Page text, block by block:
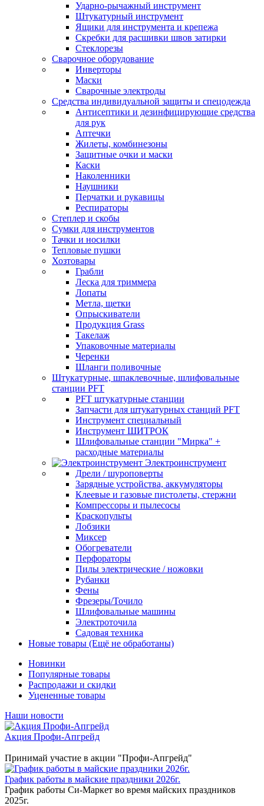
Ударно-рычажный инструмент
Штукатурный инструмент
Ящики для инструмента и крепежа
Скребки для расшивки швов затирки
Стеклорезы
Сварочное оборудование
Инверторы
Маски
Сварочные электроды
Средства индивидуальной защиты и спецодежда
Антисептики и дезинфицирующие средства
для рук
Аптечки
Жилеты, комбинезоны
Защитные очки и маски
Каски
Наколенники
Наушники
Перчатки и рукавицы
Респираторы
Степлер и скобы
Сумки для инструментов
Тачки и носилки
Тепловые пушки
Хозтовары
Грабли
Леска для триммера
Лопаты
Метла, щетки
Опрыскиватели
Продукция Grass
Такелаж
Упаковочные материалы
Черенки
Шланги поливочные
Штукатурные, шпаклевочные, шлифовальные
станции PFT
PFT штукатурные станции
Запчасти для штукатурных станций PFT
Инструмент специальный
Инструмент ШИТРОК
Шлифовальные станции "Мирка" +
расходные материалы
Электроинструмент
Дрели / шуроповерты
Зарядные устройства, аккумуляторы
Клеевые и газовые пистолеты, стержни
Компрессоры и пылесосы
Краскопульты
Лобзики
Миксер
Обогреватели
Перфораторы
Пилы электрические / ножовки
Рубанки
Фены
Фрезеры/Точило
Шлифовальные машины
Электроточила
Садовая техника
Новые товары (Ещё не обработаны)
Новинки
Популярные товары
Распродажи и скидки
Уцененные товары
Наши новости
Акция Профи-Апгрейд
Принимай участие в акции "Профи-Апгрейд"
График работы в майские праздники 2026г.
График работы Си-Маркет во время майских праздников
2025г.